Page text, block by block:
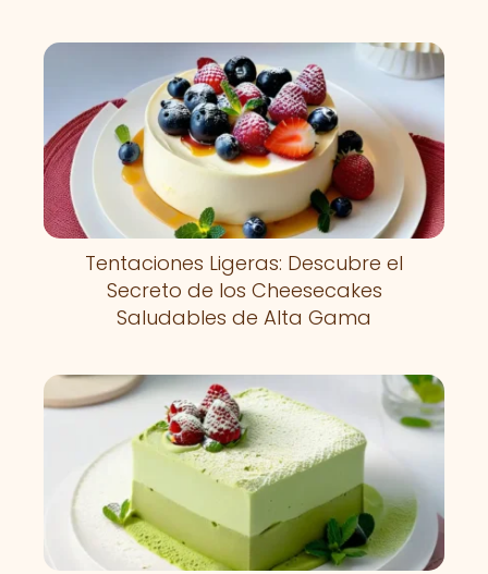
Tentaciones Ligeras: Descubre el
Secreto de los Cheesecakes
Saludables de Alta Gama